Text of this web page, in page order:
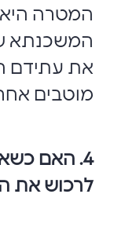
המטרה
המשכנתא
את עתידם
מוטבים
4. האם
לרכוש את